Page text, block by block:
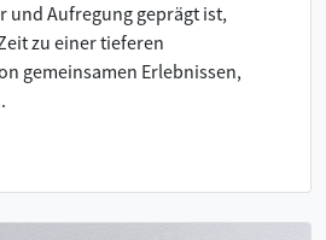
und Aufregung geprägt ist,
zu einer tieferen
gemeinsamen Erlebnissen,